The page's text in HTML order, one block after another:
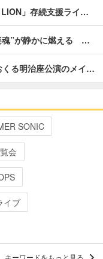
」存続支援ライ…
魂”が静かに燃える …
くる明治座公演のメイ…
SONIC
会
イブ
キーワードをもっと見る